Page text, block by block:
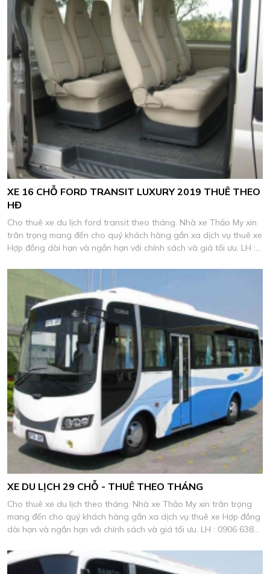
XE 16 CHỖ FORD TRANSIT LUXURY 2019 THUÊ THEO
HĐ
Cho thuê xe du lịch ford transit theo tháng. Nhà xe Thảo My xin
trân trọng mang đến cho quý khách hàng gần xa dịch vụ thuê xe
Hợp đồng dài hạn và ngắn hạn với chính sách và giá tối ưu. LH :
XE DU LỊCH 29 CHỖ - THUÊ THEO THÁNG
Cho thuê xe du lịch theo tháng. Nhà xe Thảo My xin trân trọng
mang đến cho quý khách hàng gần xa dịch vụ thuê xe Hợp đồng
dài hạn và ngắn hạn với chính sách và giá tối ưu. LH : 0906 638